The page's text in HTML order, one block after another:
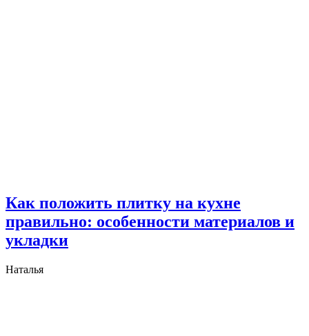
Как положить плитку на кухне
правильно: особенности материалов и
укладки
Наталья